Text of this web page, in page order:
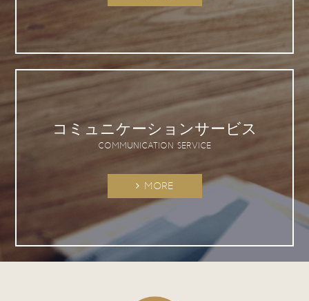
コミュニケーションサービス
COMMUNICATION SERVICE
MORE